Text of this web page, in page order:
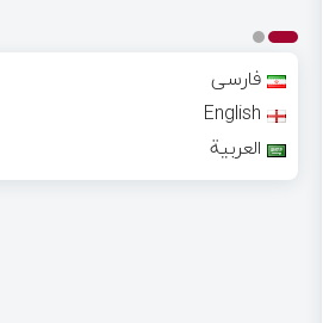
فارسی
English
العربية